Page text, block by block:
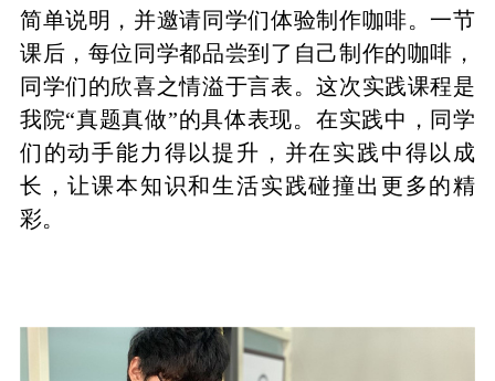
简单说明，并邀请同学们体验制作咖啡。 一节
课后，每位同学都品尝到了自己制作的咖啡，
同学们的欣喜之情溢于言表。这次实践课程是
我院“真题真做”的具体表现。在实践中，同学
们的动手能力得以提升，并在实践中得以成
长，让课本知识和生活实践碰撞出更多的精
彩。